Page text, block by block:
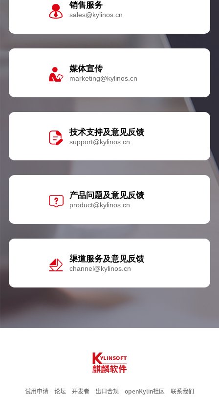
销售服务
sales@kylinos.cn
媒体宣传
marketing@kylinos.cn
技术支持及意见反馈
support@kylinos.cn
产品问题及意见反馈
product@kylinos.cn
渠道服务及意见反馈
channel@kylinos.cn
试用申请 论坛 开发者 出口合规 openKylin社区 联系我们